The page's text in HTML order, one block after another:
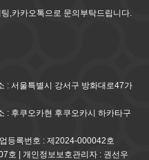
,카카오톡으로 문의부탁드립니다.
: 서울특별시 강서구 방화대로47가
: 후쿠오카현 후쿠오카시 하카타구
등록번호 : 제2024-000042호
호 | 개인정보보호관리자 : 권선우